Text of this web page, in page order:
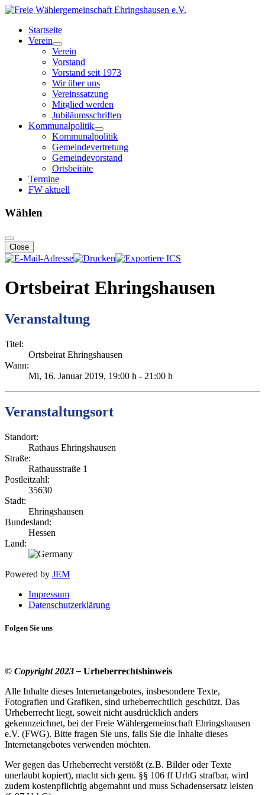
Startseite
Verein
Verein
Vorstand
Vorstand seit 1973
Wir über uns
Vereinssatzung
Mitglied werden
Jubiläumsschriften
Kommunalpolitik
Kommunalpolitik
Gemeindevertretung
Gemeindevorstand
Ortsbeiräte
Termine
FW aktuell
Wählen
Close
Ortsbeirat Ehringshausen
Veranstaltung
Titel:
Ortsbeirat Ehringshausen
Wann:
Mi, 16. Januar 2019, 19:00 h - 21:00 h
Veranstaltungsort
Standort:
Rathaus Ehringshausen
Straße:
Rathausstraße 1
Postleitzahl:
35630
Stadt:
Ehringshausen
Bundesland:
Hessen
Land:
Powered by JEM
Impressum
Datenschutzerklärung
Folgen Sie uns
© Copyright 2023 – Urheberrechtshinweis
Alle Inhalte dieses Internetangebotes, insbesondere Texte,
Fotografien und Grafiken, sind urheberrechtlich geschützt. Das
Urheberrecht liegt, soweit nicht ausdrücklich anders
gekennzeichnet, bei der Freie Wählergemeinschaft Ehringshausen
e.V. (FWG). Bitte fragen Sie uns, falls Sie die Inhalte dieses
Internetangebotes verwenden möchten.
Wer gegen das Urheberrecht verstößt (z.B. Bilder oder Texte
unerlaubt kopiert), macht sich gem. §§ 106 ff UrhG strafbar, wird
zudem kostenpflichtig abgemahnt und muss Schadensersatz leisten